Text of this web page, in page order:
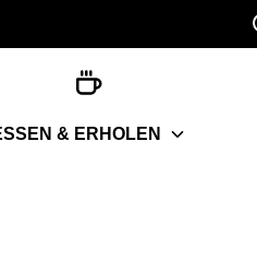
& ERHOLEN